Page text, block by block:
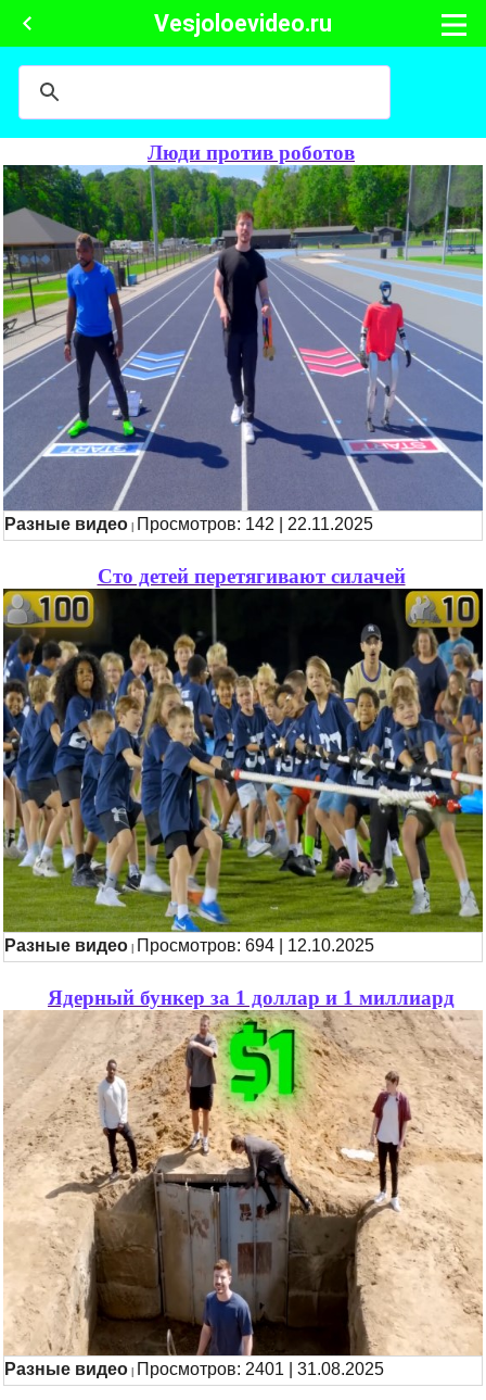
Vesjoloevideo.ru
Люди против роботов
Разные видео Просмотров: 142 | 22.11.2025
Сто детей перетягивают силачей
Разные видео Просмотров: 694 | 12.10.2025
Ядерный бункер за 1 доллар и 1 миллиард
Разные видео Просмотров: 2401 | 31.08.2025